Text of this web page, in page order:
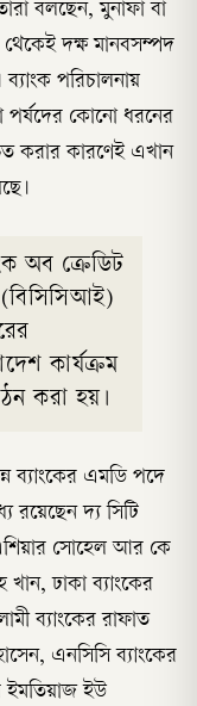
বলছেন, মুনাফা বা
থেকেই দক্ষ মানবসম্পদ
পরিচালনায়
পর্ষদের কোনো ধরনের
করার কারণেই এখান
অব ক্রেডিট
(বিসিসিআই)
কার্যক্রম
করা হয়।
ব্যাংকের এমডি পদে
রয়েছেন দ্য সিটি
সোহেল আর কে
খান, ঢাকা ব্যাংকের
ব্যাংকের রাফাত
এনসিসি ব্যাংকের
ইমতিয়াজ ইউ